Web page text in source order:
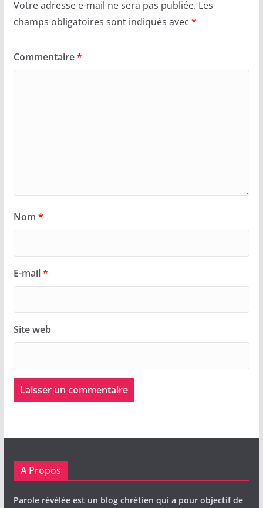
Votre adresse e-mail ne sera pas publiée. Les
champs obligatoires sont indiqués avec *
Commentaire*
Nom *
E-mail*
Site web
A Propos
Parole révélée est un blog chrétien qui a pour objectif de